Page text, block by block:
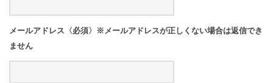
メールアドレス〈必須〉※メールアドレスが正しくない場合は返信でき
ません